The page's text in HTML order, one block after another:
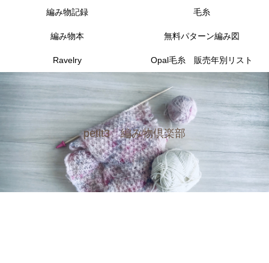
petit3 編み物倶楽部
編み物記録 毛糸
編み物本 無料パターン編み図
Ravelry Opal毛糸 販売年別リスト